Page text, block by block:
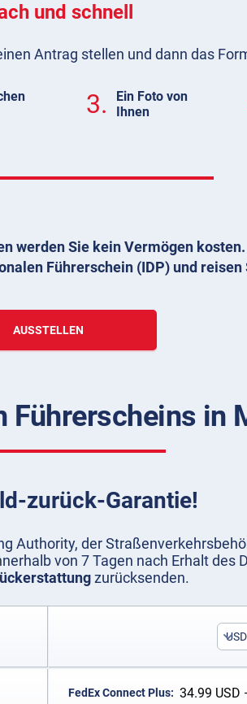
und schnell
Antrag stellen und dann das
3.
Ein Foto von
Ihnen
werden Sie kein Vermögen kosten.
Führerschein (IDP) und reisen
AUSSTELLEN
Führerscheins in
zurück-Garantie!
Authority, der
von 7 Tagen nach Erhalt des
zurücksenden.
USD
FedEx Connect Plus: 34.99 USD